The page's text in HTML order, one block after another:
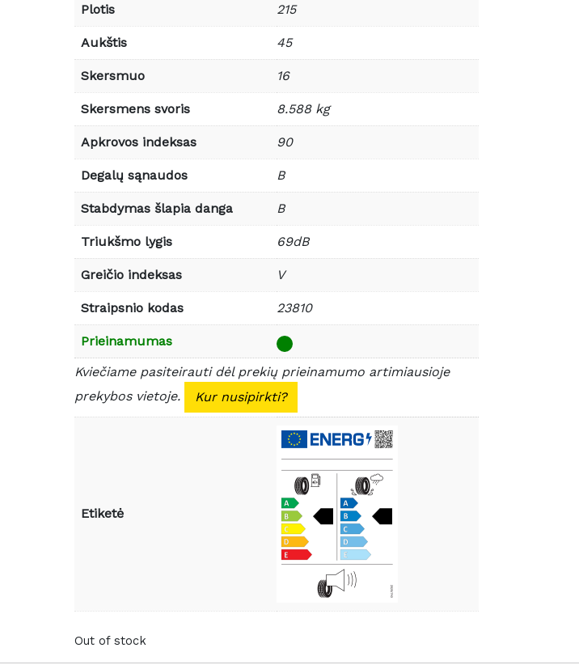
Plotis 215
Aukštis 45
Skersmuo 16
Skersmens svoris 8.588 kg
Apkrovos indeksas 90
Degalų sąnaudos B
Stabdymas šlapia danga B
Triukšmo lygis 69dB
Greičio indeksas V
Straipsnio kodas 23810
Prieinamumas
Kviečiame pasiteirauti dėl prekių prieinamumo artimiausioje
prekybos vietoje.
Kur nusipirkti?
Etiketė
Out of stock